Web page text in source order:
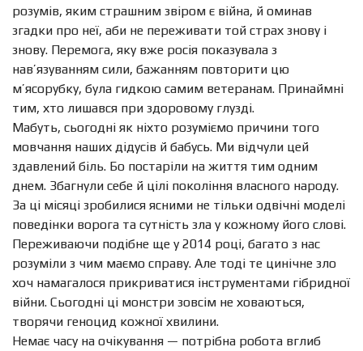
розумів, яким страшним звіром є війна, й оминав
згадки про неї, аби не переживати той страх знову і
знову. Перемога, яку вже росія показувала з
нав’язуванням сили, бажанням повторити цю
м’ясорубку, була гидкою самим ветеранам. Принаймні
тим, хто лишався при здоровому глузді.
Мабуть, сьогодні як ніхто розуміємо причини того
мовчання наших дідусів й бабусь. Ми відчули цей
здавлений біль. Бо постаріли на життя тим одним
днем. Збагнули себе й цілі покоління власного народу.
За ці місяці зробилися ясними не тільки одвічні моделі
поведінки ворога та сутність зла у кожному його слові.
Переживаючи подібне ще у 2014 році, багато з нас
розуміли з чим маємо справу. Але тоді те цинічне зло
хоч намагалося прикриватися інструментами гібридної
війни. Сьогодні ці монстри зовсім не ховаються,
творячи геноцид кожної хвилини.
Немає часу на очікування — потрібна робота вглиб